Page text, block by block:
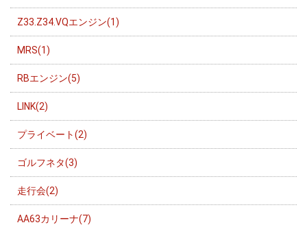
Z33.Z34.VQエンジン(1)
MRS(1)
RBエンジン(5)
LINK(2)
プライベート(2)
ゴルフネタ(3)
走行会(2)
AA63カリーナ(7)